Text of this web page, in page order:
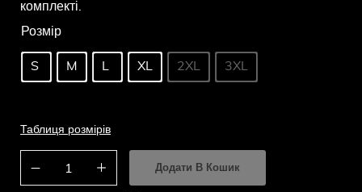
комплекті.
Розмір
S M L XL 2XL 3XL
Таблиця розмірів
Додати В Кошик